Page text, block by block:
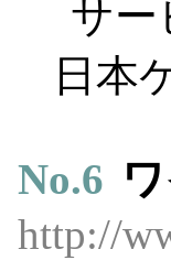
サー
日本
No.6
http://